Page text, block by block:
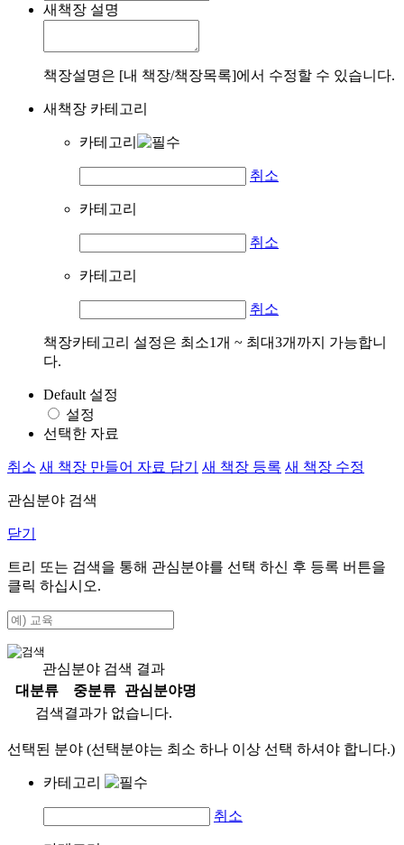
새책장 설명
책장설명은 [내 책장/책장목록]에서 수정할 수 있습니다.
새책장 카테고리
카테고리
취소
카테고리
취소
카테고리
취소
책장카테고리 설정은 최소1개 ~ 최대3개까지 가능합니
다.
Default 설정
설정
선택한 자료
취소 새 책장 만들어 자료 담기 새 책장 등록 새 책장 수정
관심분야 검색
닫기
트리 또는 검색을 통해 관심분야를 선택 하신 후 등록 버튼을
클릭 하십시오.
관심분야 검색 결과
대분류
중분류
관심분야명
검색결과가 없습니다.
선택된 분야 (선택분야는 최소 하나 이상 선택 하셔야 합니다.)
카테고리
취소